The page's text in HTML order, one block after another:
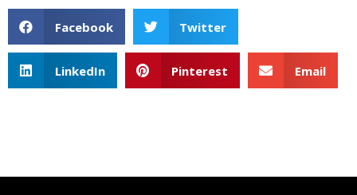
Facebook Twitter
LinkedIn Pinterest Email